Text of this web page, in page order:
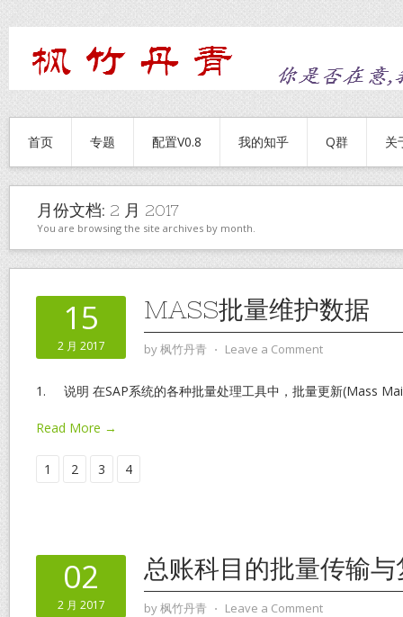
首页 专题 配置V0.8 我的知乎 Q群 关
月份文档: 2 月 2017
You are browsing the site archives by month.
15
2 月 2017
MASS批量维护数据
by枫竹丹青 ⋅ Leave a Comment
1. 说明 在SAP系统的各种批量处理工具中，批量更新(Mass
Read More →
1 2 3 4
02
2 月 2017
总账科目的批量传输与
by枫竹丹青 ⋅ Leave a Comment